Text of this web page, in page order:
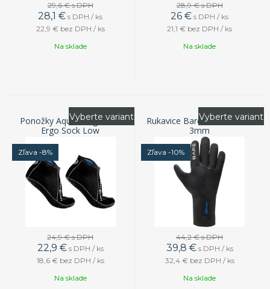
29,6 €s DPH
28,1 € s DPH / ks
22,9 € bez DPH / ks
Na sklade
28,9 €s DPH
26 € s DPH / ks
21,1 € bez DPH / ks
Na sklade
Ponožky Aqua Lung 3mm
Ergo Sock Low
Zľava -8%
24,9 €s DPH
22,9 € s DPH / ks
18,6 € bez DPH / ks
Vyberte variant
Na sklade
Rukavice Bare S-Flex Glove
3mm
Zľava -10%
44,2 €s DPH
39,8 € s DPH / ks
32,4 € bez DPH / ks
Vyberte variant
Na sklade